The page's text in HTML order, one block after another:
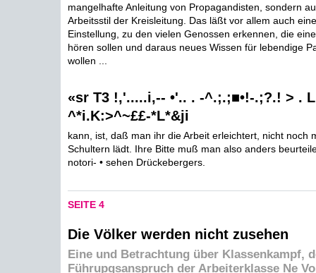
mangelhafte Anleitung von Propagandisten, sondern
Arbeitsstil der Kreisleitung. Das läßt vor allem auch
Einstellung, zu den vielen Genossen erkennen, die
hören sollen und daraus neues Wissen für lebendige
wollen ...
«sr T3 !,'.....i,-- •'.. . -^.;.;■•!-.;?.! > .
^*i.K:>^~££-*L*&ji
kann, ist, daß man ihr die Arbeit erleichtert, nicht noch
Schultern lädt. Ihre Bitte muß man also anders
notori- • sehen Drückebergers.
SEITE 4
Die Völker werden nicht zusehen
Eine und Betrachtung über Klassenkampf,
Führupgsanspruch der Arbeiterklasse Ne